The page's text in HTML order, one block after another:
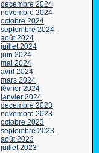
décembre 2024
novembre 2024
octobre 2024
septembre 2024
août 2024
juillet 2024
juin 2024
mai 2024
avril 2024
mars 2024
février 2024
janvier 2024
décembre 2023
novembre 2023
octobre 2023
septembre 2023
août 2023
juillet 2023